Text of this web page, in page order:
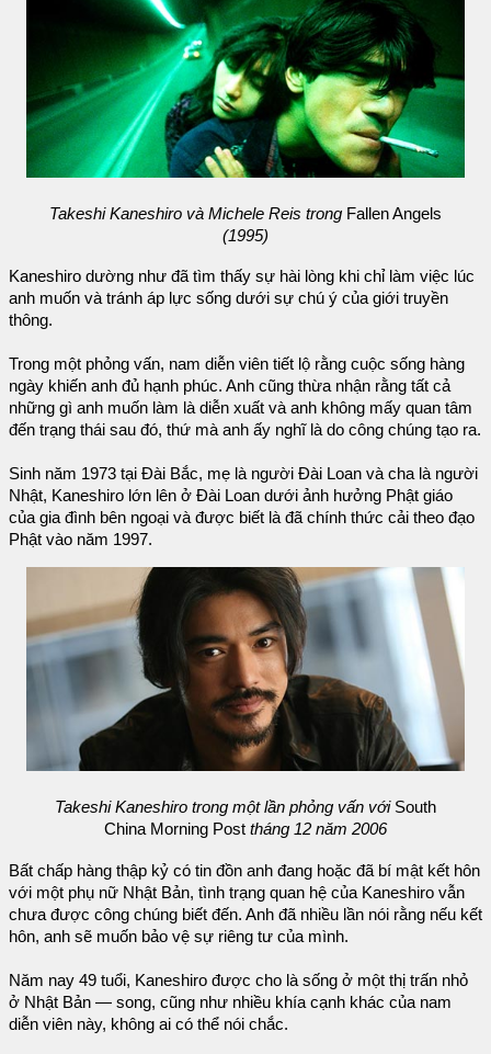
Takeshi Kaneshiro và Michele Reis trong Fallen Angels
(1995)
Kaneshiro dường như đã tìm thấy sự hài lòng khi chỉ làm việc lúc
anh muốn và tránh áp lực sống dưới sự chú ý của giới truyền
thông.
Trong một phỏng vấn, nam diễn viên tiết lộ rằng cuộc sống hàng
ngày khiến anh đủ hạnh phúc. Anh cũng thừa nhận rằng tất cả
những gì anh muốn làm là diễn xuất và anh không mấy quan tâm
đến trạng thái sau đó, thứ mà anh ấy nghĩ là do công chúng tạo ra.
Sinh năm 1973 tại Đài Bắc, mẹ là người Đài Loan và cha là người
Nhật, Kaneshiro lớn lên ở Đài Loan dưới ảnh hưởng Phật giáo
của gia đình bên ngoại và được biết là đã chính thức cải theo đạo
Phật vào năm 1997.
Takeshi Kaneshiro trong một lần phỏng vấn vớiSouth
China Morning Post tháng 12 năm 2006
Bất chấp hàng thập kỷ có tin đồn anh đang hoặc đã bí mật kết hôn
với một phụ nữ Nhật Bản, tình trạng quan hệ của Kaneshiro vẫn
chưa được công chúng biết đến. Anh đã nhiều lần nói rằng nếu kết
hôn, anh sẽ muốn bảo vệ sự riêng tư của mình.
Năm nay 49 tuổi, Kaneshiro được cho là sống ở một thị trấn nhỏ
ở Nhật Bản — song, cũng như nhiều khía cạnh khác của nam
diễn viên này, không ai có thể nói chắc.